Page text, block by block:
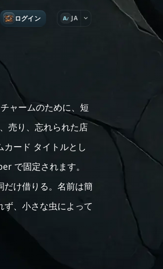
ログイン A JA
ャームのために、短
売り、忘れられた店
ード タイトルとし
で固定されます。
け借りる。名前は簡
、小さな虫によって